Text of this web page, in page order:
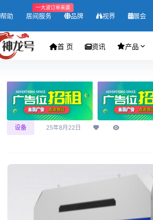
帮助 居间服务
一大波订单来袭
品牌 视界 展会
首 页 资讯 产品
设备 25年8月22日